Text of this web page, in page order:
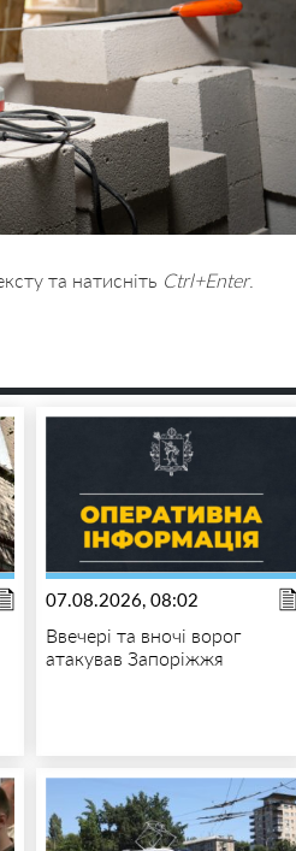
та натисніть Ctrl+Enter.
07.08.2026, 08:02
Ввечері та вночі ворог
атакував Запоріжжя